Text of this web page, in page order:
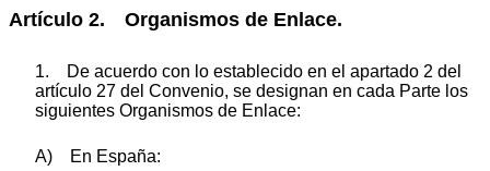
Artículo 2. Organismos de Enlace.
1. De acuerdo con lo establecido en el apartado 2 del
artículo 27 del Convenio, se designan en cada Parte los
siguientes Organismos de Enlace:
A) En España: